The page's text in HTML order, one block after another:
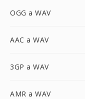
OGG a WAV
AAC a WAV
3GP a WAV
AMR a WAV